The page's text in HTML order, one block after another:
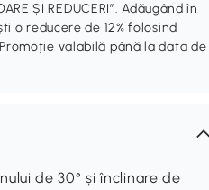
ȘI REDUCERI”. Adăugând în
o reducere de 12% folosind
valabilă până la data de
de 30° și înclinare de